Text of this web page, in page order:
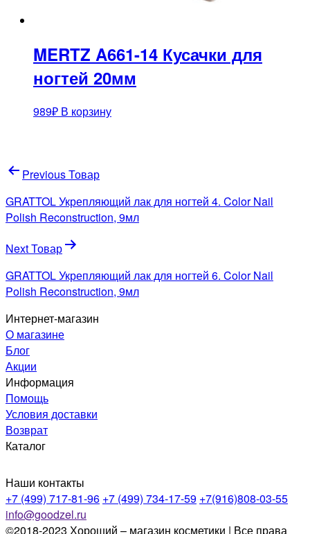
MERTZ A661-14 Кусачки для
ногтей 20мм
989₽ В корзину
Навигация
по
записям
Previous Товар
GRATTOL Укрепляющий лак для ногтей 4. Color Nail
Polish Reconstruction, 9мл
Next Товар
GRATTOL Укрепляющий лак для ногтей 6. Color Nail
Polish Reconstruction, 9мл
Интернет-магазин
О магазине
Блог
Акции
Информация
Помощь
Условия доставки
Возврат
Каталог
Наши контакты
+7 (499) 717-81-96 +7 (499) 734-17-59 +7(916)808-03-55
info@goodzel.ru
©2018-2023 Хороший – магазин косметики | Все права